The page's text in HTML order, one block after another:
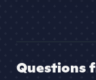
Questions